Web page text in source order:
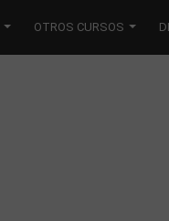
OTROS CURSOS